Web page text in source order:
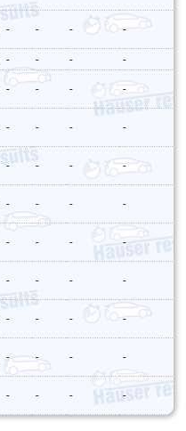
- - - -
- - -
-
- - - -
- - - -
- - - -
- - - -
- - - -
- - - -
- - - -
- - - -
- - - -